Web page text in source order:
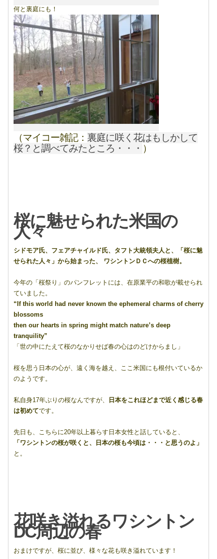
何と裏庭にも！
（マイコー雑記： 裏庭に咲く花はもしかして
桜？と調べてみたところ・・・ ）
桜に魅せられた米国の
人々
シドモア氏、フェアチャイルド氏、タフト大統領夫人と、「桜に魅
せられた人々」から始まった、 ワシントンＤＣへの桜植樹。
今年の「桜祭り」のパンフレットには、在原業平の和歌が載せられ
ていました。
“If this world had never known the ephemeral charms of cherry
blossoms
then our hearts in spring might match nature’s deep
tranquility”
「世の中にたえて桜のなかりせば春の心はのどけからまし」
桜を思う日本の心が、遠く海を越え、ここ米国にも根付いているか
のようです。
私自身17年ぶりの桜なんですが、
日本をこれほどまで近く感じる春
は初めてです。
先日も、こちらに20年以上暮らす日本女性と話していると、
「ワシントンの桜が咲くと、日本の桜も今頃は・・・と思うのよ」
と。
花咲き溢れるワシントン
DC周辺の春
おまけですが、桜に並び、様々な花も咲き溢れています！